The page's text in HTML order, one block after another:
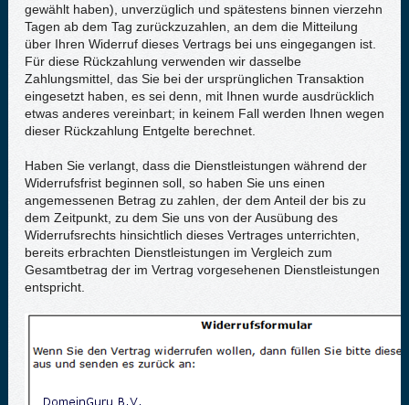
gewählt haben), unverzüglich und spätestens binnen vierzehn
Tagen ab dem Tag zurückzuzahlen, an dem die Mitteilung
über Ihren Widerruf dieses Vertrags bei uns eingegangen ist.
Für diese Rückzahlung verwenden wir dasselbe
Zahlungsmittel, das Sie bei der ursprünglichen Transaktion
eingesetzt haben, es sei denn, mit Ihnen wurde ausdrücklich
etwas anderes vereinbart; in keinem Fall werden Ihnen wegen
dieser Rückzahlung Entgelte berechnet.
Haben Sie verlangt, dass die Dienstleistungen während der
Widerrufsfrist beginnen soll, so haben Sie uns einen
angemessenen Betrag zu zahlen, der dem Anteil der bis zu
dem Zeitpunkt, zu dem Sie uns von der Ausübung des
Widerrufsrechts hinsichtlich dieses Vertrages unterrichten,
bereits erbrachten Dienstleistungen im Vergleich zum
Gesamtbetrag der im Vertrag vorgesehenen Dienstleistungen
entspricht.